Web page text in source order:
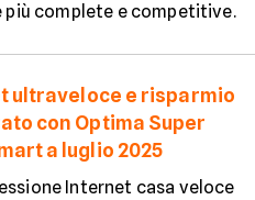
più complete e competitive.
ultraveloce e risparmio
con Optima Super
a luglio 2025
Internet casa veloce